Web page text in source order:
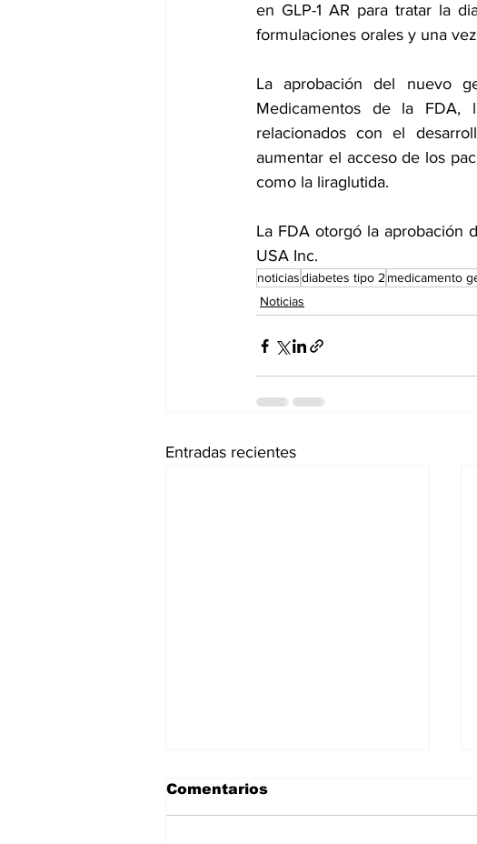
en GLP-1 AR para tratar la
formulaciones orales y una
La aprobación del nuevo
Medicamentos de la FDA,
relacionados con el
aumentar el acceso de los
como la liraglutida.
La FDA otorgó la aprobación
USA Inc.
noticiasdiabetes tipo 2medicamento
Noticias
Entradas recientes
Comentarios